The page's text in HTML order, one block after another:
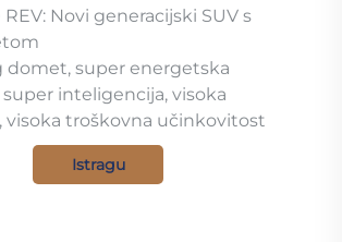
REV: Novi generacijski SUV s
domet, super energetska
inteligencija, visoka
visoka troškovna učinkovitost
Istragu